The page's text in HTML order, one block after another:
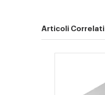
Articoli Correlati